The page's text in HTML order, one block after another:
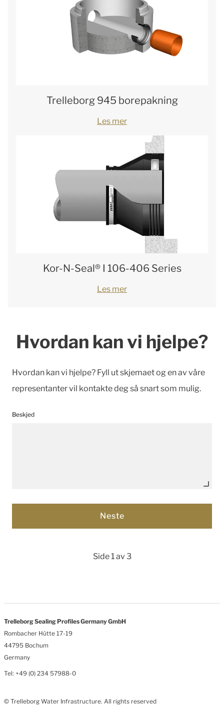
Trelleborg 945 borepakning
Les mer
Kor-N-Seal® I 106-406 Series
Les mer
Hvordan kan vi hjelpe?
Hvordan kan vi hjelpe? Fyll ut skjemaet og en av våre
representanter vil kontakte deg så snart som mulig.
Beskjed
Side 1 av 3
Trelleborg Sealing Profiles Germany GmbH
Rombacher Hütte 17-19
44795 Bochum
Germany
Tel: +49 (0) 234 57988-0
© Trelleborg Water Infrastructure. All rights reserved